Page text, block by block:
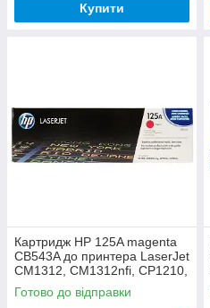
Купити
Картридж HP 125A magenta
CB543A до принтера LaserJet
CM1312, CM1312nfi, CP1210,
CP1215, CP1510, CP1515n,
CP1518ni
Готово до відправки